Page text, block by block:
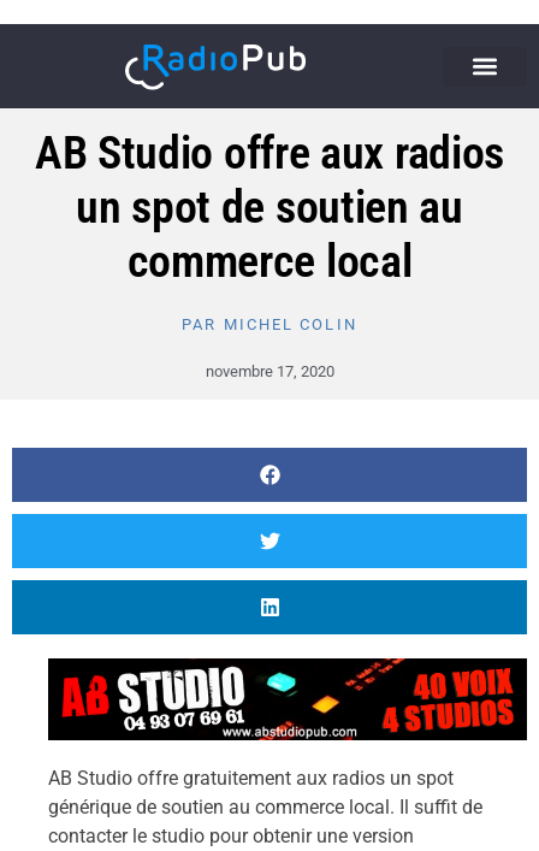
AB Studio offre aux radios
un spot de soutien au
commerce local
PAR MICHEL COLIN
novembre 17, 2020
AB Studio offre gratuitement aux radios un spot
générique de soutien au commerce local. Il suffit de
contacter le studio pour obtenir une version